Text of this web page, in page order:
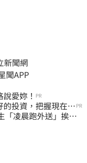
新聞網
娛樂星聞APP
愛妳！ PR
的投資，把握現在不 PR
「凌晨跑外送」挨